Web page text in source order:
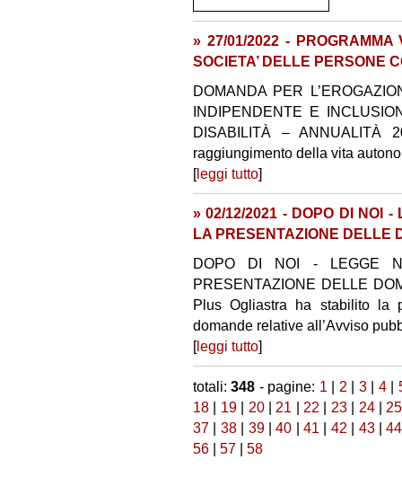
» 27/01/2022 -
SOCIETA’ DELLE PERSONE
DOMANDA PER
INDIPENDENTE E
DISABILITÀ –
raggiungimento della vita
[leggi tutto]
» 02/12/2021 - DOPO DI NOI -
LA PRESENTAZIONE DELLE
DOPO DI NOI - LEGGE
PRESENTAZIONE DELLE
Plus Ogliastra ha stabilito la
domande relative all’Avviso
[leggi tutto]
totali:348 - pagine: 1 | 2 | 3| 4|
18 | 19| 20| 21 | 22 | 23| 24| 25
37 | 38| 39|40 |41 | 42 | 43|44
56 | 57 | 58